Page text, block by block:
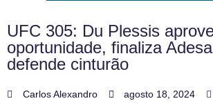
UFC 305: Du Plessis
oportunidade, finaliza
defende cinturão
Carlos Alexandro agosto 18, 2024